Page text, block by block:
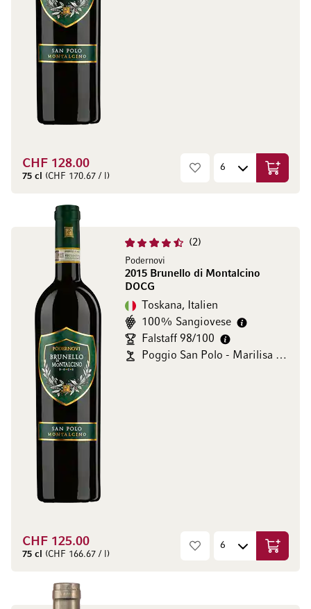
CHF 128.00
75 cl (CHF 170.67 / l) In den
2
Podernovi
2015 Brunello di Montalcino
DOCG
Toskana, Italien
100% Sangiovese
Falstaff 98/100
Poggio San Polo - Marilisa Allegrini
CHF 125.00
75 cl (CHF 166.67 / l) In den